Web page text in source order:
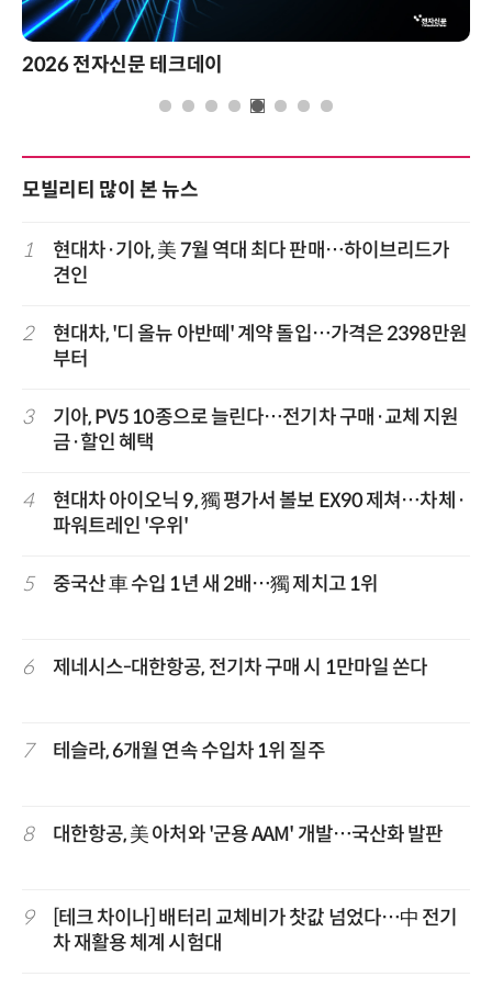
2026 전자신문 테크데이
모빌리티 많이 본 뉴스
1
현대차·기아, 美 7월 역대 최다 판매…하이브리드가
견인
2
현대차, '디 올뉴 아반떼' 계약 돌입…가격은 2398만원
부터
3
기아, PV5 10종으로 늘린다…전기차 구매·교체 지원
금·할인 혜택
4
현대차 아이오닉 9, 獨 평가서 볼보 EX90 제쳐…차체·
파워트레인 '우위'
5 중국산 車 수입 1년 새 2배…獨 제치고 1위
6 제네시스-대한항공, 전기차 구매 시 1만마일 쏜다
7 테슬라, 6개월 연속 수입차 1위 질주
8 대한항공, 美 아처와 '군용 AAM' 개발…국산화 발판
9
[테크 차이나] 배터리 교체비가 찻값 넘었다…中 전기
차 재활용 체계 시험대